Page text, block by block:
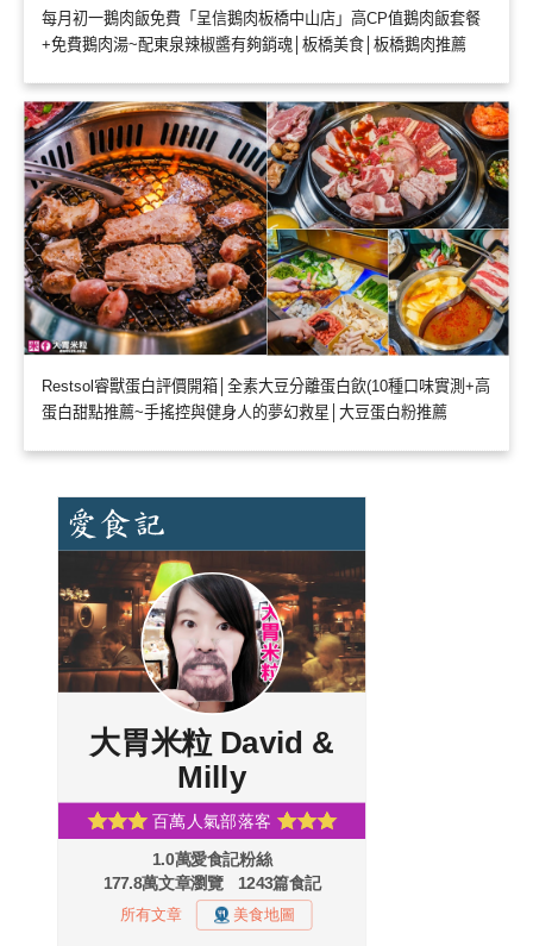
每月初一鵝肉飯免費「呈信鵝肉板橋中山店」高CP值鵝肉飯套餐
+免費鵝肉湯~配東泉辣椒醬有夠銷魂│板橋美食│板橋鵝肉推薦
Restsol睿獸蛋白評價開箱│全素大豆分離蛋白飲(10種口味實測+高
蛋白甜點推薦~手搖控與健身人的夢幻救星│大豆蛋白粉推薦